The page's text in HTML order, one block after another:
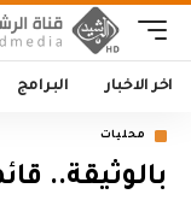
اخر الاخبار البرامج
محليات
بالوثيقة..